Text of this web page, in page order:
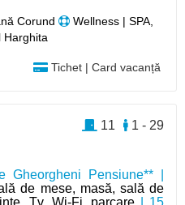
Corund
Wellness | SPA,
Harghita
Tichet | Card vacanță
Gheorgheni Pensiune** |
de mese, masă, sală de
Tv, Wi-Fi, parcare | 15
1 - 29
11